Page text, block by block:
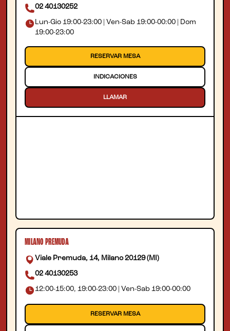
02 40130252
Lun-Gio 19:00-23:00 | Ven-Sab 19:00-00:00 | Dom
19:00-23:00
RESERVAR MESA
INDICACIONES
LLAMAR
MILANO PREMUDA
Viale Premuda, 14, Milano 20129 (MI)
02 40130253
12:00-15:00, 19:00-23:00 | Ven-Sab 19:00-00:00
RESERVAR MESA